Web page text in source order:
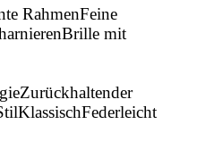
RahmenFeine
Brille mit
Zurückhaltender
KlassischFederleicht